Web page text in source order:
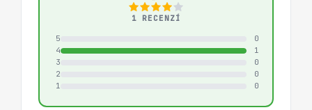
1 RECENZÍ
5
0
4
1
3
0
2
0
1
0